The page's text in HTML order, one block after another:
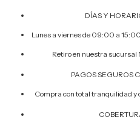
DÍAS Y
Lunes a viernes de 09:00 a
Retiro en nuestra
PAGOS SEGUROS
Compra con total tranquilidad y